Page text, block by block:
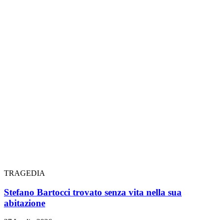
TRAGEDIA
Stefano Bartocci trovato senza vita nella sua
abitazione